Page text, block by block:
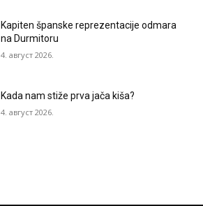
Kapiten španske reprezentacije odmara
na Durmitoru
4. август 2026.
Kada nam stiže prva jača kiša?
4. август 2026.